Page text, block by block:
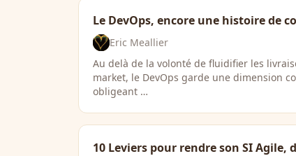
Le DevOps, encore une histoire de
Eric Meallier
Au delà de la volonté de fluidifier les
market, le DevOps garde une dimension
obligeant …
10 Leviers pour rendre son SI Agile,